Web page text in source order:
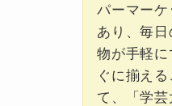
パーマー
あり、毎
物が手軽
ぐに揃え
て、「学